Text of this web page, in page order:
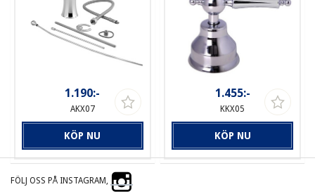
1.190:-
AKX07
KÖP NU
1.455:-
KKX05
KÖP NU
FÖLJ OSS PÅ INSTAGRAM,